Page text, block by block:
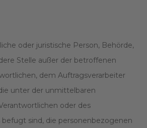
oder juristische Person, Behörde,
Stelle außer der betroffenen
dem Auftragsverarbeiter
unter der unmittelbaren
oder des
sind, die personenbezogenen